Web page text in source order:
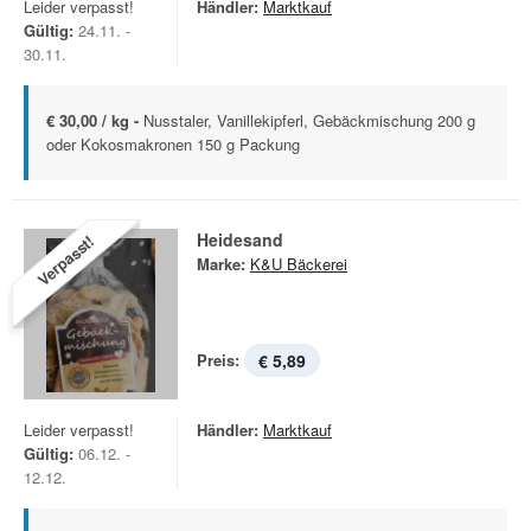
Leider verpasst!
Gültig: 24.11. -
30.11.
Händler: Marktkauf
€ 30,00 / kg - Nusstaler, Vanillekipferl, Gebäckmischung 200 g
oder Kokosmakronen 150 g Packung
Verpasst! Heidesand
Marke: K&U Bäckerei
Preis: € 5,89
Leider verpasst!
Gültig: 06.12. -
12.12.
Händler: Marktkauf